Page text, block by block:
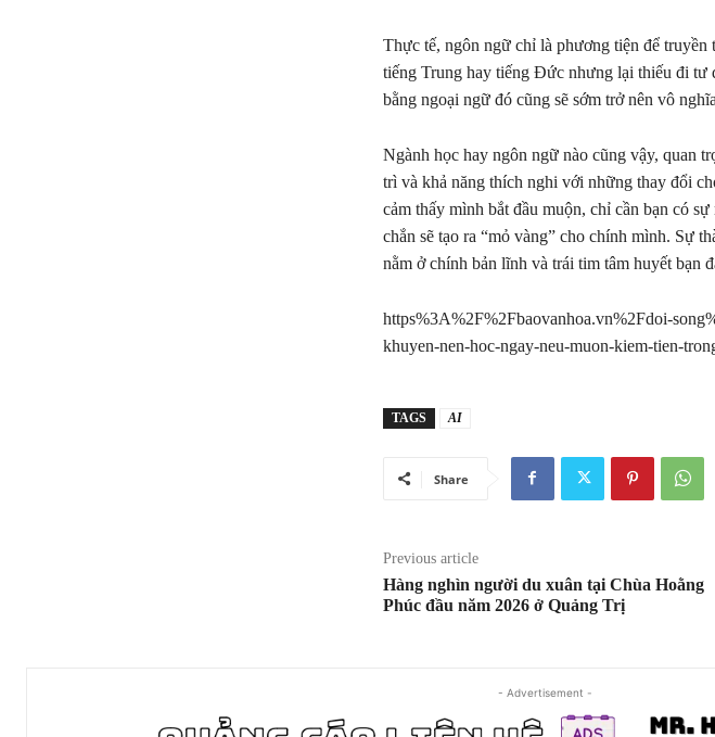
Thực tế, ngôn ngữ chỉ là phương tiện để
tiếng Trung hay tiếng Đức nhưng lại thiếu đi tư
bằng ngoại ngữ đó cũng sẽ sớm trở nên vô
Ngành học hay ngôn ngữ nào cũng vậy, quan
trì và khả năng thích nghi với những thay đổi
cảm thấy mình bắt đầu muộn, chỉ cần bạn có
chắn sẽ tạo ra “mỏ vàng” cho chính mình. Sự
nằm ở chính bản lĩnh và trái tim tâm huyết bạn
https%3A%2F%2Fbaovanhoa.vn%2Fdoi-
khuyen-nen-hoc-ngay-neu-muon-kiem-tien-
TAGS AI
Share
Previous article
Hàng nghìn người du xuân tại Chùa Hoằng
Phúc đầu năm 2026 ở Quảng Trị
- Advertisement -